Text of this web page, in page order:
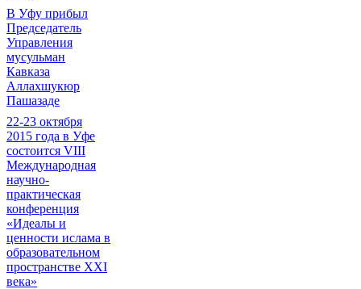
В Уфу прибыл
Председатель
Управления
мусульман
Кавказа
Аллахшукюр
Пашазаде
22-23 октября
2015 года в Уфе
состоится VIII
Международная
научно-
практическая
конференция
«Идеалы и
ценности ислама в
образовательном
пространстве XXI
века»